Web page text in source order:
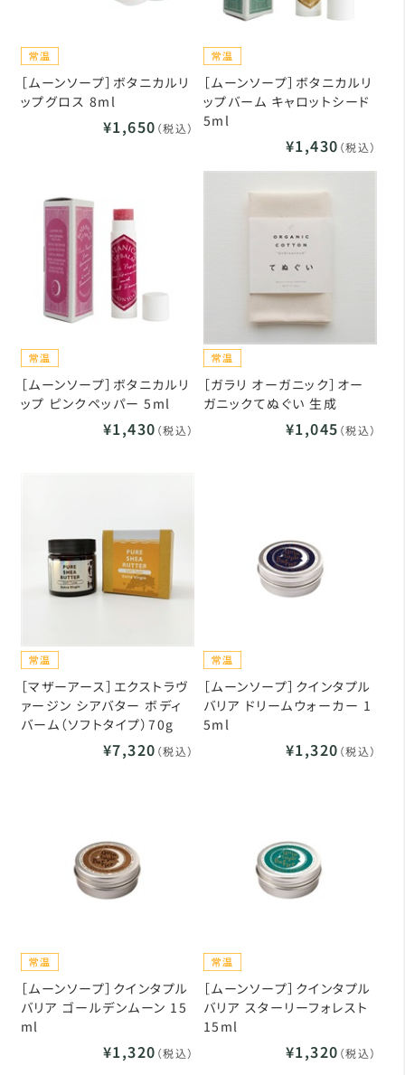
［ムーンソープ］ボタニカルリ
ップグロス 8ml
¥1,650 （税込）
［ムーンソープ］ボタニカルリ
ップバーム キャロットシード
5ml
¥1,430 （税込）
［ムーンソープ］ボタニカルリ
ップ ピンクペッパー 5ml
¥1,430 （税込）
［ガラリ オーガニック］オー
ガニックてぬぐい 生成
¥1,045 （税込）
［マザーアース］エクストラヴ
ァージン シアバター ボディ
バーム（ソフトタイプ）70g
¥7,320 （税込）
［ムーンソープ］クインタプル
バリア ドリームウォーカー 1
5ml
¥1,320 （税込）
［ムーンソープ］クインタプル
バリア ゴールデンムーン 15
ml
¥1,320 （税込）
［ムーンソープ］クインタプル
バリア スターリーフォレスト
15ml
¥1,320 （税込）